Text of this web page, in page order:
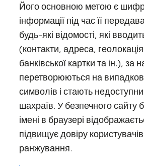
Його основною метою є
інформації під час її
будь-які відомості, які
(контакти, адреса,
банківської картки та ін.), за
перетворюються на
символів і стають
шахраїв. У безпечного сайту
імені в браузері
підвищує довіру
ранжування.